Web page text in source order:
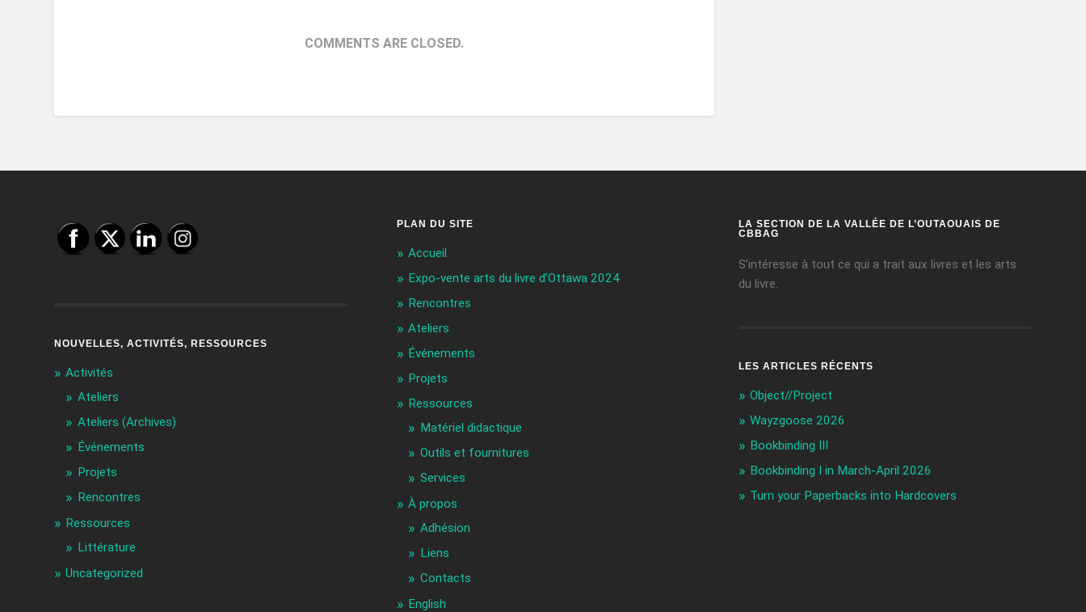
COMMENTS ARE CLOSED.
NOUVELLES, ACTIVITÉS, RESSOURCES
Activités
Ateliers
Ateliers (Archives)
Événements
Projets
Rencontres
Ressources
Littérature
Uncategorized
PLAN DU SITE
Accueil
Expo-vente arts du livre d’Ottawa 2024
Rencontres
Ateliers
Événements
Projets
Ressources
Matériel didactique
Outils et fournitures
Services
À propos
Adhésion
Liens
Contacts
English
LA SECTION DE LA VALLÉE DE L’OUTAOUAIS DE
CBBAG
S’intéresse à tout ce qui a trait aux livres et les arts
du livre.
LES ARTICLES RÉCENTS
Object//Project
Wayzgoose 2026
Bookbinding III
Bookbinding I in March-April 2026
Turn your Paperbacks into Hardcovers